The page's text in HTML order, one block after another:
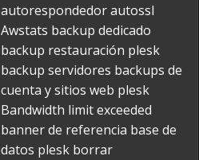
autorespondedorautossl
Awstats backup dedicado
backup restauración plesk
backup servidores backups de
cuenta y sitios web plesk
Bandwidth limit exceeded
banner de referencia base de
datos plesk borrar